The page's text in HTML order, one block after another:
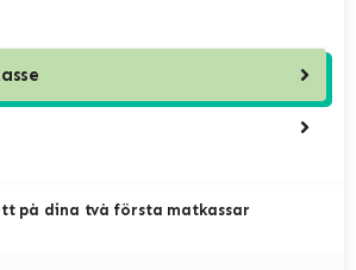
på dina två första matkassar